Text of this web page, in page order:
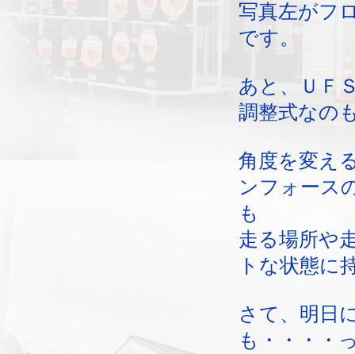
写真左がフ
です。
あと、ＵＦ
調整式なの
角度を変え
ンフォース
も
走る場所や
トな状態に
さて、明日
も・・・・